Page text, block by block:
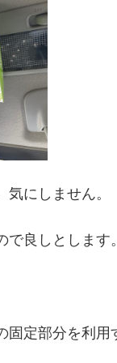
にしません。
良しとします。
定部分を利用